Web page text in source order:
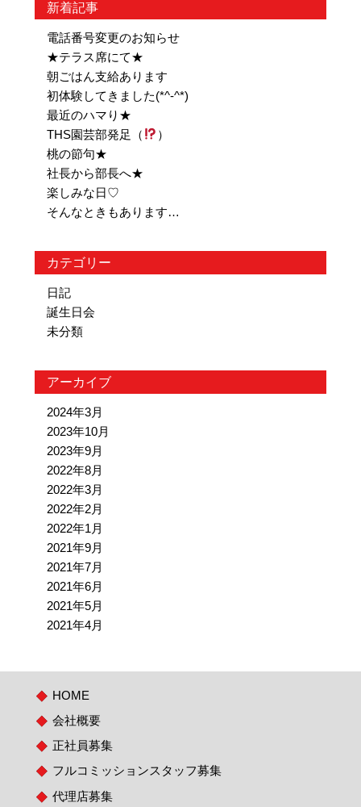
新着記事
電話番号変更のお知らせ
★テラス席にて★
朝ごはん支給あります
初体験してきました(*^-^*)
最近のハマり★
THS園芸部発足（
）
桃の節句★
社長から部長へ★
楽しみな日♡
そんなときもあります…
カテゴリー
日記
誕生日会
未分類
アーカイブ
2024年3月
2023年10月
2023年9月
2022年8月
2022年3月
2022年2月
2022年1月
2021年9月
2021年7月
2021年6月
2021年5月
2021年4月
HOME
会社概要
正社員募集
フルコミッションスタッフ募集
代理店募集